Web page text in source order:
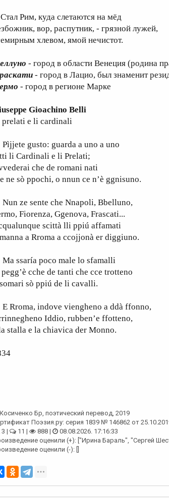
Рим, куда слетаются на мёд
вор, распутник, - грязной лужей,
хлевом, ямой нечистот.
- город в области Венеция (родина
- город в Лацио, был знаменит
- город в регионе Марке
Gioachino Belli
e li cardinali
gusto: guarda a uno a uno
li Cardinali e li Prelati;
che de romani nati
ne sò ppochi, o nnun ce n’è ggnisuno.
ze sente che Nnapoli, Bbelluno,
Fiorenza, Ggenova, Frascati...
scittà lli ppiú affamati
a Rroma a ccojjonà er diggiuno.
ssaría poco male lo sfamalli
cche de tanti che cce trotteno
sò ppiú de li cavalli.
Rroma, indove viengheno a ddà ffonno,
Iddio, rubben’e ffotteno,
stalla e la chiavica der Monno.
Косиченко Бр, поэтический перевод, 2019
Поэзия.ру: серия 1839 № 146862 от
3 |
11 | 888 |
08.08.2026. 17:16:33
оценили (+): ["Ирина Бараль", "Сергей
оценили (-): []